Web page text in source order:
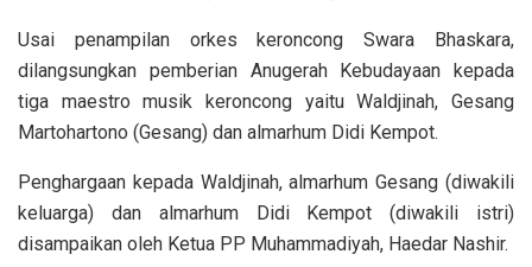
Usai penampilan orkes keroncong Swara Bhaskara,
dilangsungkan pemberian Anugerah Kebudayaan kepada
tiga maestro musik keroncong yaitu Waldjinah, Gesang
Martohartono (Gesang) dan almarhum Didi Kempot.
Penghargaan kepada Waldjinah, almarhum Gesang (diwakili
keluarga) dan almarhum Didi Kempot (diwakili istri)
disampaikan oleh Ketua PP Muhammadiyah, Haedar Nashir.